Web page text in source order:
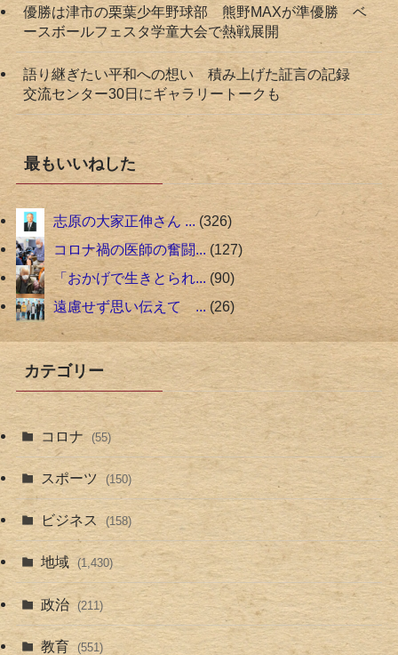
優勝は津市の栗葉少年野球部 熊野MAXが準優勝 ベ
ースボールフェスタ学童大会で熱戦展開
語り継ぎたい平和への想い 積み上げた証言の記録
交流センター30日にギャラリートークも
最もいいねした
志原の大家正伸さん ... 326
コロナ禍の医師の奮闘... 127
「おかげで生きとられ... 90
遠慮せず思い伝えて ... 26
カテゴリー
コロナ (55)
スポーツ (150)
ビジネス (158)
地域 (1,430)
政治 (211)
教育 (551)